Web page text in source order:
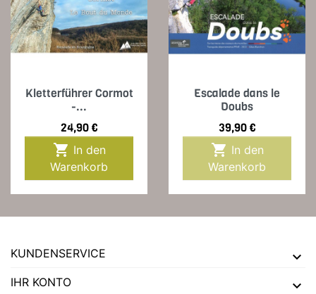
Kletterführer Cormot
-...
Preis
24,90 €

Warenkorb
Escalade dans le
Doubs
Preis
39,90 €

Warenkorb
KUNDENSERVICE
IHR KONTO